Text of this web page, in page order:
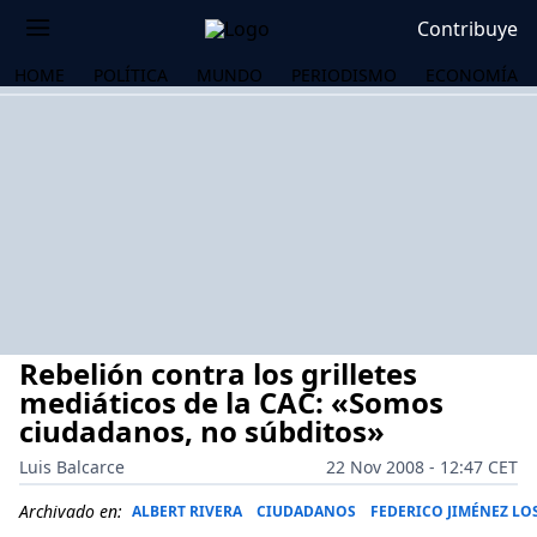
Contribuye
HOME POLÍTICA MUNDO PERIODISMO ECONOMÍA
Rebelión contra los grilletes
mediáticos de la CAC: «Somos
ciudadanos, no súbditos»
Luis Balcarce
22 Nov 2008 - 12:47 CET
Archivado en: ALBERT RIVERA CIUDADANOS FEDERICO JIMÉNEZ